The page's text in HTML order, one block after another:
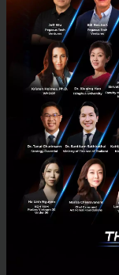
เมื่อข้อมูลโตเร็วกว่
Seagate Exos
เมื่อข้อมูลเติบโตเร็ว
ความปลอดภัย และกา
Exos SCALE, Exos
กรกฎาคม 21, 2026| By
Tech & Biz seagate